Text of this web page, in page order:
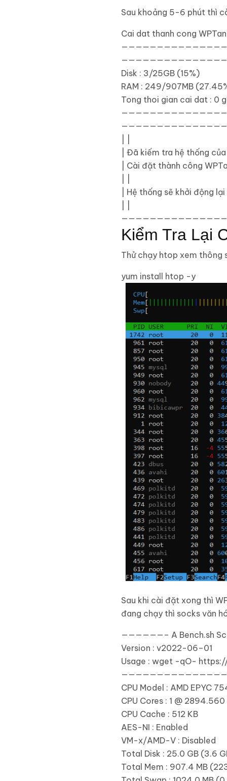
Sau khoảng 5-6 phút thì
Cai dat thanh cong
Disk : 3/25GB (15%)
RAM : 249/907MB (27.45
Tong thoi gian cai dat : 0
Đã kiếm tra hệ thống
Cài đặt thành công
Hệ thống sẽ khởi động
Kiểm Tra Lại
Thử chạy htop xem thông
yum install htop -y
Sau khi cài đặt xong thì
đang chạy thì socks văn
——————– A Bench.sh
Version : v2022-06–01
Usage : wget -qO- https:
CPU Model : AMD EPYC
CPU Cores : 1 @ 2894.560
CPU Cache : 512 KB
AES-NI : Enabled
VM-x/AMD-V : Disabled
Total Disk : 25.0 GB (3.6
Total Mem : 907.4 MB (